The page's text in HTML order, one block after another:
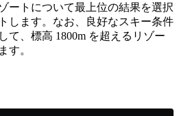
ートについて最上位の結果を選択
します。なお、良好なスキー条件
て、標高 1800m を超えるリゾー
す。